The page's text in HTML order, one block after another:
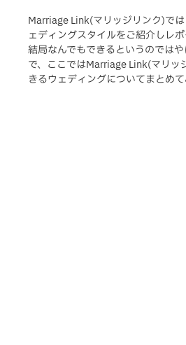
Marriage Link(マリッジリンク)で
ェディングスタイルをご紹介しレポ
結局なんでもできるというのでは
で、ここではMarriage Link(マリッ
きるウェディングについてまとめて